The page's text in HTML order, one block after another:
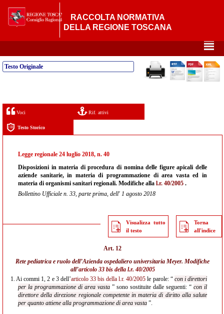
RACCOLTA NORMATIVA
DELLA REGIONE TOSCANA
²
Testo Originale
Voci Rif. attivi
Testo Storico
Legge regionale 24 luglio 2018, n. 40
Disposizioni in materia di procedura di nomina delle figure apicali delle
aziende sanitarie, in materia di programmazione di area vasta ed in
materia di organismi sanitari regionali. Modifiche alla l.r. 40/2005 .
Bollettino Ufficiale n. 33, parte prima, dell' 1 agosto 2018
Visualizza tutto
il testo
Torna
all'indice
Art. 12
Rete pediatrica e ruolo dell’Azienda ospedaliero universitaria Meyer. Modifiche
all’articolo 33 bis della l.r. 40/2005
1. Ai commi 1, 2 e 3 dell’articolo 33 bis della l.r. 40/2005 le parole: “ con i direttori
per la programmazione di area vasta ” sono sostituite dalle seguenti: “ con il
direttore della direzione regionale competente in materia di diritto alla salute
per quanto attiene alla programmazione di area vasta ”.